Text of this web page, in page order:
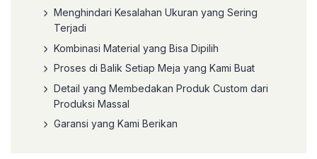
Menghindari Kesalahan Ukuran yang Sering
Terjadi
Kombinasi Material yang Bisa Dipilih
Proses di Balik Setiap Meja yang Kami Buat
Detail yang Membedakan Produk Custom dari
Produksi Massal
Garansi yang Kami Berikan